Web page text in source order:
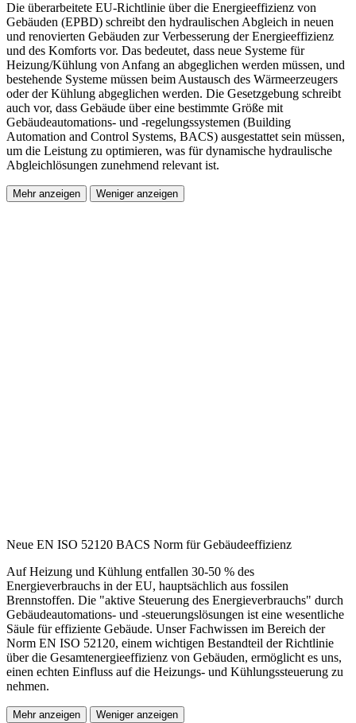
Die überarbeitete EU-Richtlinie über die Energieeffizienz von
Gebäuden (EPBD) schreibt den hydraulischen Abgleich in neuen
und renovierten Gebäuden zur Verbesserung der Energieeffizienz
und des Komforts vor. Das bedeutet, dass neue Systeme für
Heizung/Kühlung von Anfang an abgeglichen werden müssen, und
bestehende Systeme müssen beim Austausch des Wärmeerzeugers
oder der Kühlung abgeglichen werden. Die Gesetzgebung schreibt
auch vor, dass Gebäude über eine bestimmte Größe mit
Gebäudeautomations- und -regelungssystemen (Building
Automation and Control Systems, BACS) ausgestattet sein müssen,
um die Leistung zu optimieren, was für dynamische hydraulische
Abgleichlösungen zunehmend relevant ist.
Mehr anzeigen Weniger anzeigen
Neue EN ISO 52120 BACS Norm für Gebäudeeffizienz
Auf Heizung und Kühlung entfallen 30-50 % des
Energieverbrauchs in der EU, hauptsächlich aus fossilen
Brennstoffen. Die "aktive Steuerung des Energieverbrauchs" durch
Gebäudeautomations- und -steuerungslösungen ist eine wesentliche
Säule für effiziente Gebäude. Unser Fachwissen im Bereich der
Norm EN ISO 52120, einem wichtigen Bestandteil der Richtlinie
über die Gesamtenergieeffizienz von Gebäuden, ermöglicht es uns,
einen echten Einfluss auf die Heizungs- und Kühlungssteuerung zu
nehmen.
Mehr anzeigen Weniger anzeigen